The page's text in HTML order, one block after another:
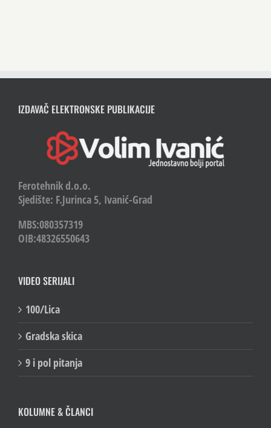
IZDAVAČ ELEKTRONSKE PUBLIKACIJE
Ferotehnik d.o.o.
Sjedište: F.Jurinca 5, Ivanić-Grad
MBS:080357319
OIB:48326550643
VIDEO SERIJALI
100/Lica
Gradska skica
9 i pol pitanja
KOLUMNE & ČLANCI